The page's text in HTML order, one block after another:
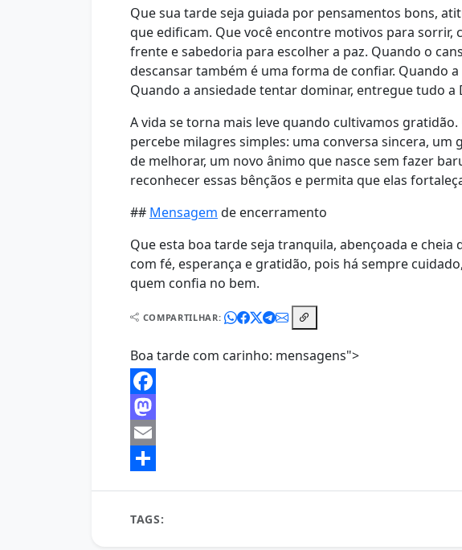
Que sua tarde seja guiada por pensamentos bons,
que edificam. Que você encontre motivos para sorrir,
frente e sabedoria para escolher a paz. Quando o
descansar também é uma forma de confiar. Quando
Quando a ansiedade tentar dominar, entregue tudo a
A vida se torna mais leve quando cultivamos
percebe milagres simples: uma conversa sincera, um
de melhorar, um novo ânimo que nasce sem fazer
reconhecer essas bênçãos e permita que elas
## Mensagem de encerramento
Que esta boa tarde seja tranquila, abençoada e cheia
com fé, esperança e gratidão, pois há sempre
quem confia no bem.
COMPARTILHAR:
Boa tarde com carinho: mensagens">
Facebook
Mastodon
Email
TAGS: